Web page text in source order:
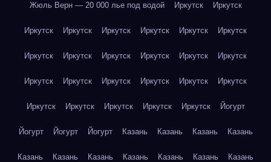
Жюль Верн — 20 000 лье под водой Иркутск Иркутск
Иркутск Иркутск Иркутск Иркутск Иркутск Иркутск
Иркутск Иркутск Иркутск Иркутск Иркутск Иркутск
Иркутск Иркутск Иркутск Иркутск Иркутск Иркутск
Иркутск Иркутск Иркутск Иркутск Иркутск Йогурт
Йогурт Йогурт Йогурт Казань Казань Казань Казань
Казань Казань Казань Казань Казань Казань Казань